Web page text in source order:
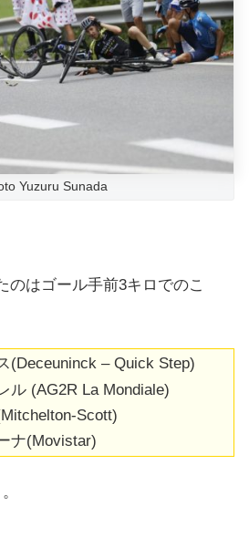
Yuzuru Sunada
のはゴール手前3キロでのこ
(Deceuninck – Quick Step)
ル (AG2R La Mondiale)
Mitchelton-Scott)
ナ(Movistar)